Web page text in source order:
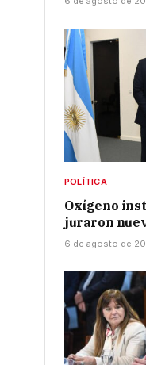
POLÍTICA
Oxígeno
juraron
6 de agosto de